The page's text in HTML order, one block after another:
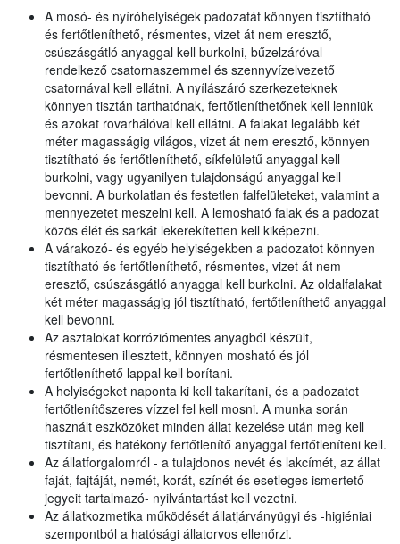
A mosó- és nyíróhelyiségek padozatát könnyen tisztítható
és fertőtleníthető, résmentes, vizet át nem eresztő,
csúszásgátló anyaggal kell burkolni, bűzelzáróval
rendelkező csatornaszemmel és szennyvízelvezető
csatornával kell ellátni. A nyílászáró szerkezeteknek
könnyen tisztán tarthatónak, fertőtleníthetőnek kell lenniük
és azokat rovarhálóval kell ellátni. A falakat legalább két
méter magasságig világos, vizet át nem eresztő, könnyen
tisztítható és fertőtleníthető, síkfelületű anyaggal kell
burkolni, vagy ugyanilyen tulajdonságú anyaggal kell
bevonni. A burkolatlan és festetlen falfelületeket, valamint a
mennyezetet meszelni kell. A lemosható falak és a padozat
közös élét és sarkát lekerekítetten kell kiképezni.
A várakozó- és egyéb helyiségekben a padozatot könnyen
tisztítható és fertőtleníthető, résmentes, vizet át nem
eresztő, csúszásgátló anyaggal kell burkolni. Az oldalfalakat
két méter magasságig jól tisztítható, fertőtleníthető anyaggal
kell bevonni.
Az asztalokat korróziómentes anyagból készült,
résmentesen illesztett, könnyen mosható és jól
fertőtleníthető lappal kell borítani.
A helyiségeket naponta ki kell takarítani, és a padozatot
fertőtlenítőszeres vízzel fel kell mosni. A munka során
használt eszközöket minden állat kezelése után meg kell
tisztítani, és hatékony fertőtlenítő anyaggal fertőtleníteni kell.
Az állatforgalomról - a tulajdonos nevét és lakcímét, az állat
faját, fajtáját, nemét, korát, színét és esetleges ismertető
jegyeit tartalmazó- nyilvántartást kell vezetni.
Az állatkozmetika működését állatjárványügyi és -higiéniai
szempontból a hatósági állatorvos ellenőrzi.